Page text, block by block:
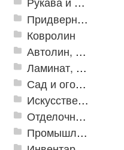
Придверные решетки
Ковролин
Автолин, Транслин, Линолеум
Ламинат, Кварцвиниловая плитка SPC
Сад и огород
Искусственная трава
Отделочные профили
Промышленный текстиль